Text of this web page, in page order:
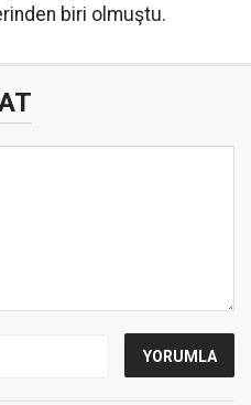
biri olmuştu.